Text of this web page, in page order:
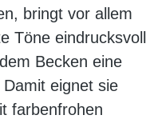
bringt vor allem
Töne eindrucksvoll
Becken eine
eignet sie
farbenfrohen